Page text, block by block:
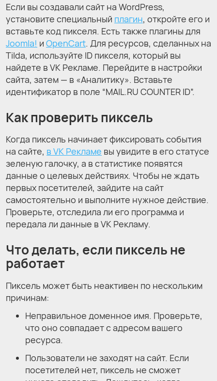
Если вы создавали сайт на WordPress,
установите специальный плагин, откройте его и
вставьте код пикселя. Есть также плагины для
Joomla! и OpenCart. Для ресурсов, сделанных на
Tilda, используйте ID пикселя, который вы
найдете в VK Рекламе. Перейдите в настройки
сайта, затем — в «Аналитику». Вставьте
идентификатор в поле “MAIL.RU COUNTER ID”.
Как проверить пиксель
Когда пиксель начинает фиксировать события
на сайте, в VK Рекламе вы увидите в его статусе
зеленую галочку, а в статистике появятся
данные о целевых действиях. Чтобы не ждать
первых посетителей, зайдите на сайт
самостоятельно и выполните нужное действие.
Проверьте, отследила ли его программа и
передала ли данные в VK Рекламу.
Что делать, если пиксель не
работает
Пиксель может быть неактивен по нескольким
причинам:
Неправильное доменное имя. Проверьте,
что оно совпадает с адресом вашего
ресурса.
Пользователи не заходят на сайт. Если
посетителей нет, пиксель не сможет